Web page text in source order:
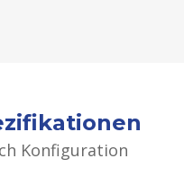
Konfiguration